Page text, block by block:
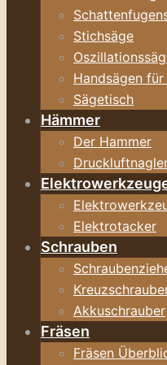
Stichsäge
Handsägen
Sägetisch
Hämmer
Der Hammer
Elektrotacker
Schrauben
Akkuschrauber
Fräsen
Fräsen